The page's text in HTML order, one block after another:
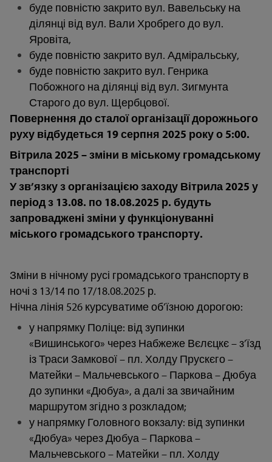
буде повністю закрито вул. Вавельську на
ділянці від вул. Вали Хробрего до вул.
Яровіта,
буде повністю закрито вул. Адміральську,
буде повністю закрито вул. Генрика
Побожного на ділянці від вул. Зигмунта
Старого до вул. Щербцової.
Повернення до сталої організації дорожнього
руху відбудеться 19 серпня 2025 року о 5:00.
Вітрила 2025 – зміни в міському громадському
транспорті
У зв’язку з організацією заходу Вітрила 2025 у
період з 13.08. по 18.08.2025 р. будуть
запроваджені зміни у функціонуванні
міського громадського транспорту.
Зміни в нічному русі громадського транспорту в
ночі з 13/14 по 17/18.08.2025 р.
Нічна лінія 526 курсуватиме об’їзною дорогою:
у напрямку Поліце: від зупинки
«Вишинського» через Набжеже Вєлєцкє – з’їзд
із Траси Замкової – пл. Холду Прускєго –
Матейки – Мальчевського – Паркова – Дюбуа
до зупинки «Дюбуа», а далі за звичайним
маршрутом згідно з розкладом;
у напрямку Головного вокзалу: від зупинки
«Дюбуа» через Дюбуа – Паркова –
Мальчевського – Матейки – пл. Холду